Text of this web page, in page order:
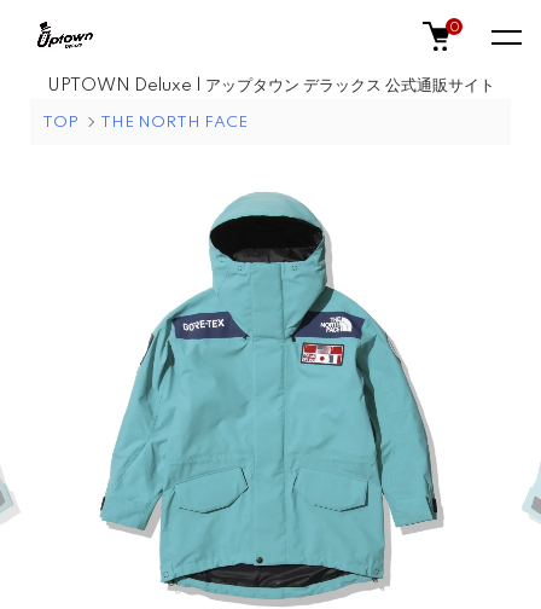
UPTOWN Deluxe | アップタウン デラックス 公式通販サイト
0
TOP THE NORTH FACE